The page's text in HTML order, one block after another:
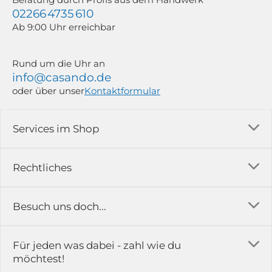
Rechtliches
Impressum
Rückgabe & Reklamation
Services im Shop
Versandkosten
Erfahrungsberichte & Bewertungen
Kontakt
Besuch uns doch...
in der Ausstellung...
02266 4735 610
Ab 9:00 Uhr erreichbar
Rund um die Uhr an
info@casando.de
oder über unserKontaktformular
Für jeden was dabei - zahl wie du
möchtest!